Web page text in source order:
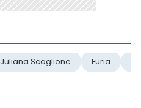
Juliana Scaglione Furia